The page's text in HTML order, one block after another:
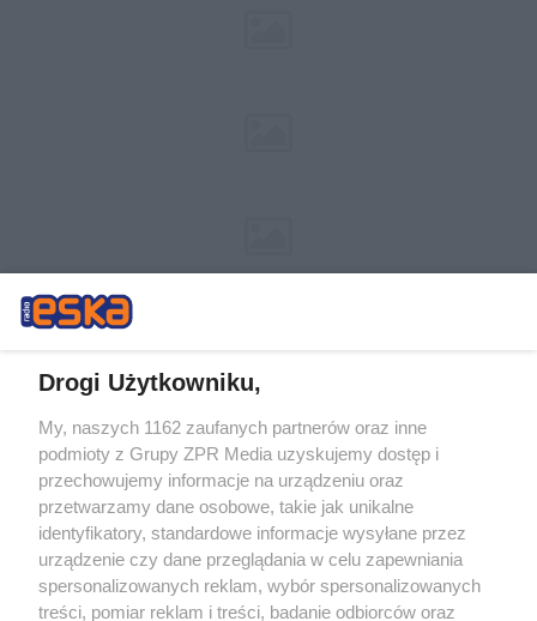
Żaden utwór zamieszczony w serwisie nie może być powielany i
rozpowszechniany lub dalej rozpowszechniany w jakikolwiek sposób (w
tym także elektroniczny lub mechaniczny) na jakimkolwiek polu
eksploatacji w jakiejkolwiek formie, włącznie z umieszczaniem w
Internecie bez pisemnej zgody właściciela praw. Jakiekolwiek użycie lub
wykorzystanie utworów w całości lub w części z naruszeniem prawa,
tzn. bez właściwej zgody, jest zabronione pod groźbą kary i może być
ścigane prawnie.
Drogi Użytkowniku,
My, naszych 1162 zaufanych partnerów oraz inne
podmioty z Grupy ZPR Media uzyskujemy dostęp i
przechowujemy informacje na urządzeniu oraz
przetwarzamy dane osobowe, takie jak unikalne
identyfikatory, standardowe informacje wysyłane przez
urządzenie czy dane przeglądania w celu zapewniania
spersonalizowanych reklam, wybór spersonalizowanych
treści, pomiar reklam i treści, badanie odbiorców oraz